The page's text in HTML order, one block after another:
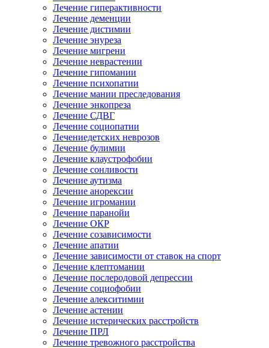
Лечение гиперактивности
Лечение деменции
Лечение дистимии
Лечение энуреза
Лечение мигрени
Лечение неврастении
Лечение гипомании
Лечение психопатии
Лечение мании преследования
Лечение энкопреза
Лечение СДВГ
Лечение социопатии
Лечениедетских неврозов
Лечение булимии
Лечение клаустрофобии
Лечение сонливости
Лечение аутизма
Лечение анорексии
Лечение игромании
Лечение паранойи
Лечение ОКР
Лечение созависимости
Лечение апатии
Лечение зависимости от ставок на спорт
Лечение клептомании
Лечение послеродовой депрессии
Лечение социофобии
Лечение алекситимии
Лечение астении
Лечение истерических расстройств
Лечение ПРЛ
Лечение тревожного расстройства